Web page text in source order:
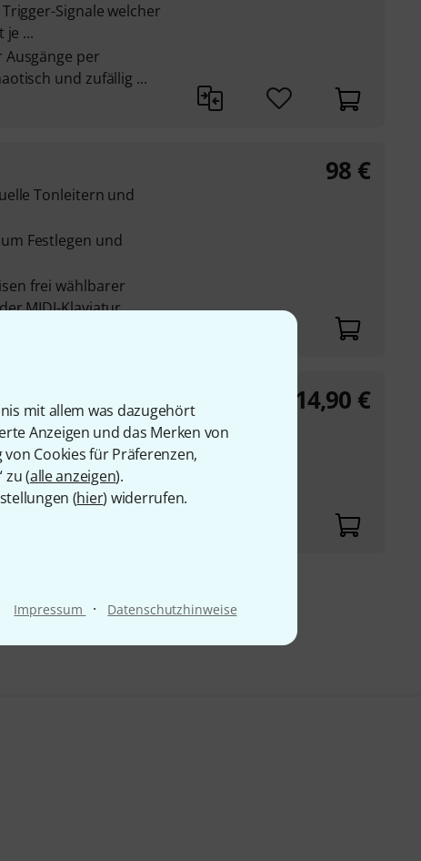
mit allem was dazugehört
Anzeigen und das Merken von
Cookies für Präferenzen,
zu (alle anzeigen).
(hier) widerrufen.
Impressum · Datenschutzhinweise
Signale welcher
je ...
per
und zufällig ...
Tonleitern und
Festlegen und
frei wählbarer
MIDI-Klaviatur
98 €
(Art. 554697 - nicht
mit MIDI Type A & B
14,90 €